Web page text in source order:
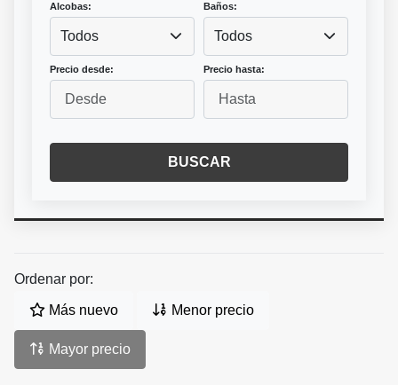
Alcobas:
Todos
Baños:
Todos
Precio desde: Precio hasta:
BUSCAR
Ordenar por:
Más nuevo Menor precio
Mayor precio